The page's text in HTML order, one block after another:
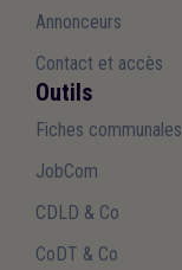
Annonceurs
Contact et accès
Outils
Fiches communales
JobCom
CDLD & Co
CoDT & Co